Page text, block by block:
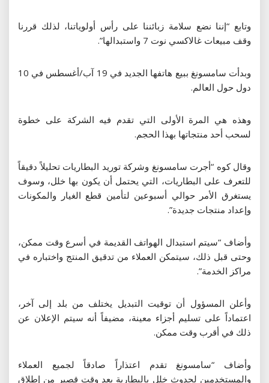
وتابع “إننا نضع سلامة زبائننا على رأس أولوياتنا، لذلك قررنا
وقف مبيعات غالاكسي نوت 7 واستبدالها”.
وبدأت سامسونغ ببيع هاتفها الجديد في 19 آب/أغسطس في 10
دول حول العالم.
وهذه هي المرة الأولى التي تقدم فيه الشركة على خطوة
لسحب أحد منتجاتها بهذا الحجم.
وقال كوه “أجرت سامسونغ وشركة توريد البطاريات تحليلاً دقيقاً
للتعرف على البطاريات، التي يحتمل أن يكون بها خلل، وسوف
يستغرق الأمر حوالي أسبوعين لتأمين قطع الغيار والمكونات
وإعداد منتجات جديدة”.
وأضاف “سيتم استبدال الهواتف القديمة في أسرع وقت ممكن،
وحتى قبل ذلك، سيتمكن العملاء من تدقيق المنتج واختباره في
مراكز الخدمة”.
وأعلن المسؤول أن توقيت التبديل يختلف من بلد إلى آخر،
اعتماداً على تسليم أجزاء معينة، مضيفاً أنه سيتم الإعلان عن
ذلك في أقرب وقت ممكن.
وأضاف “سامسونغ تقدم اعتذاراً صادقاً لجميع العملاء
والمستخدمين لحدوث خلل بالبطارية بعد وقت قصير من إطلاق